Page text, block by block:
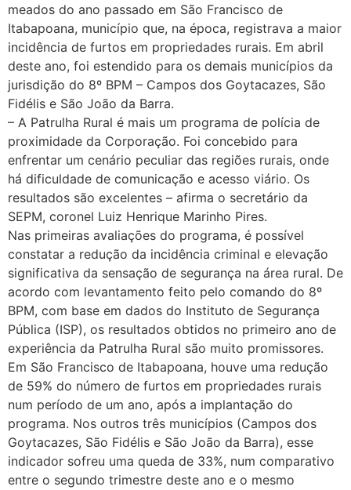
meados do ano passado em São Francisco de
Itabapoana, município que, na época, registrava a maior
incidência de furtos em propriedades rurais. Em abril
deste ano, foi estendido para os demais municípios da
jurisdição do 8º BPM – Campos dos Goytacazes, São
Fidélis e São João da Barra.
– A Patrulha Rural é mais um programa de polícia de
proximidade da Corporação. Foi concebido para
enfrentar um cenário peculiar das regiões rurais, onde
há dificuldade de comunicação e acesso viário. Os
resultados são excelentes – afirma o secretário da
SEPM, coronel Luiz Henrique Marinho Pires.
Nas primeiras avaliações do programa, é possível
constatar a redução da incidência criminal e elevação
significativa da sensação de segurança na área rural. De
acordo com levantamento feito pelo comando do 8º
BPM, com base em dados do Instituto de Segurança
Pública (ISP), os resultados obtidos no primeiro ano de
experiência da Patrulha Rural são muito promissores.
Em São Francisco de Itabapoana, houve uma redução
de 59% do número de furtos em propriedades rurais
num período de um ano, após a implantação do
programa. Nos outros três municípios (Campos dos
Goytacazes, São Fidélis e São João da Barra), esse
indicador sofreu uma queda de 33%, num comparativo
entre o segundo trimestre deste ano e o mesmo